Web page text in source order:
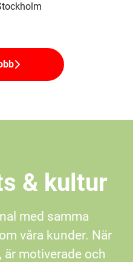
& kultur
med samma
våra kunder. När
är motiverade och